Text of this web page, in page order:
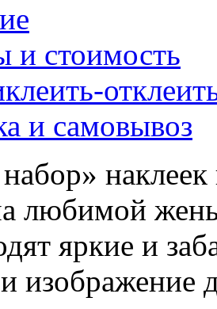
и стоимость
и самовывоз
любимой
яркие и
изображение